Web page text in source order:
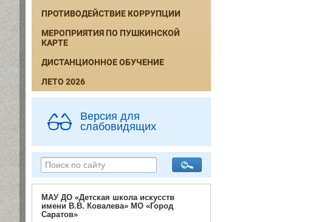
ПРОТИВОДЕЙСТВИЕ КОРРУПЦИИ
МЕРОПРИЯТИЯ ПО ПУШКИНСКОЙ
КАРТЕ
ДИСТАНЦИОННОЕ ОБУЧЕНИЕ
ЛЕТО 2026
Версия для
слабовидящих
МАУ ДО «Детская школа искусств
имени В.В. Ковалева» МО «Город
Саратов»